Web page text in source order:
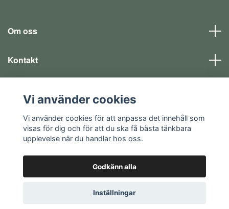
Om oss
Kontakt
Sociala medier
© 2026 EQ SHOP - allt för dina fritidsintressen
Vi använder cookies
Vi använder cookies för att anpassa det innehåll som
visas för dig och för att du ska få bästa tänkbara
upplevelse när du handlar hos oss.
Godkänn alla
Inställningar